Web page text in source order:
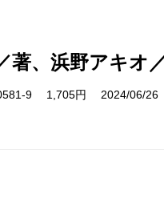
著、浜野アキオ
9 1,705円 2024/06/26